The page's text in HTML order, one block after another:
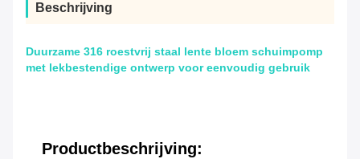
Beschrijving
Duurzame 316 roestvrij staal lente bloem schuimpomp
met lekbestendige ontwerp voor eenvoudig gebruik
Productbeschrijving: